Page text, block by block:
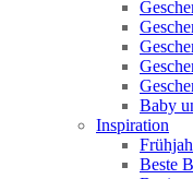
Baby
Inspiration
Beste